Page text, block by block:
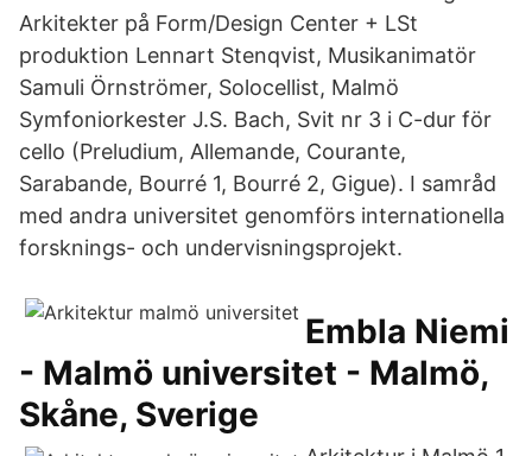
Arkitekter på Form/Design Center + LSt
produktion Lennart Stenqvist, Musikanimatör
Samuli Örnströmer, Solocellist, Malmö
Symfoniorkester J.S. Bach, Svit nr 3 i C-dur för
cello (Preludium, Allemande, Courante,
Sarabande, Bourré 1, Bourré 2, Gigue). I samråd
med andra universitet genomförs internationella
forsknings- och undervisningsprojekt.
Embla Niemi
- Malmö universitet - Malmö,
Skåne, Sverige